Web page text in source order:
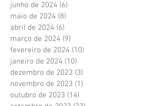
junho de 2024 (6)
maio de 2024 (8)
abril de 2024 (6)
março de 2024 (9)
fevereiro de 2024 (10)
janeiro de 2024 (10)
dezembro de 2023 (3)
novembro de 2023 (1)
outubro de 2023 (14)